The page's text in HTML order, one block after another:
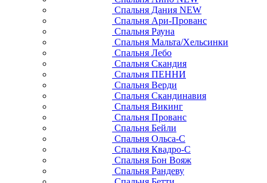
Спальня Дания NEW
Спальня Ари-Прованс
Спальня Рауна
Спальня Мальта/Хельсинки
Спальня Лебо
Спальня Скандия
Спальня ПЕННИ
Спальня Верди
Спальня Скандинавия
Спальня Викинг
Спальня Прованс
Спальня Бейли
Спальня Ольса-С
Спальня Квадро-С
Спальня Бон Вояж
Спальня Рандеву